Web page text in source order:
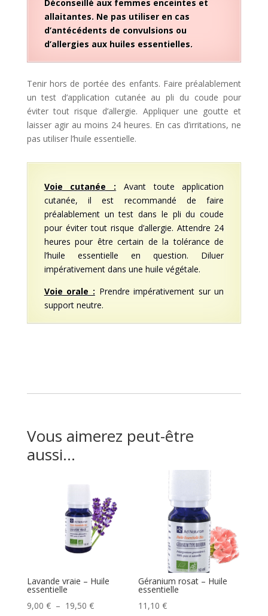
Déconseillé aux femmes enceintes et
allaitantes. Ne pas utiliser en cas
d’antécédents de convulsions ou
d’allergies aux huiles essentielles.
Tenir hors de portée des enfants. Faire préalablement
un test d’application cutanée au pli du coude pour
éviter tout risque d’allergie. Appliquer une goutte et
laisser agir au moins 24 heures. En cas d’irritations, ne
pas utiliser l’huile essentielle.
Voie cutanée :
Avant toute application
cutanée, il est recommandé de faire
préalablement un test dans le pli du coude
pour éviter tout risque d’allergie. Attendre 24
heures pour être certain de la tolérance de
l’huile essentielle en question. Diluer
impérativement dans une huile végétale.
Voie orale : Prendre impérativement sur un
support neutre.
Vous aimerez peut-être
aussi…
Lavande vraie – Huile
essentielle
9,00 € – 19,50 €Plage
Géranium rosat – Huile
essentielle
11,10€